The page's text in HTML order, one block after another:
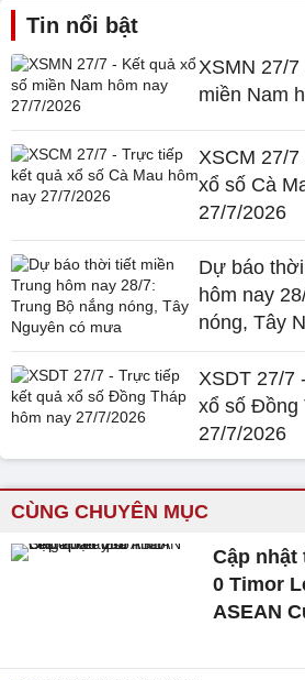
Tin nổi bật
XSMN 27/
miền Nam
XSCM 27/
xổ số Cà
27/7/2026
Dự báo
hôm nay
nóng, Tây
XSDT 27/7
xổ số Đồng
27/7/2026
CÙNG CHUYÊN MỤC
Cập nhật
0 Timor
ASEAN